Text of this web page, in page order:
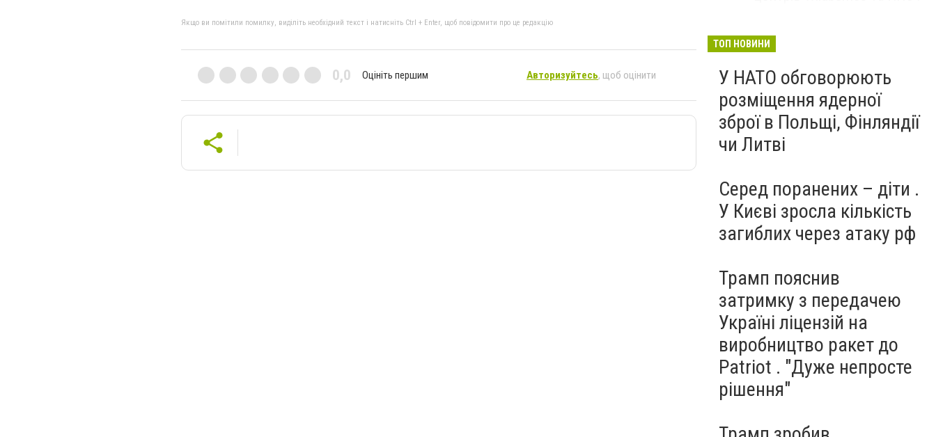
Якщо ви помітили помилку, виділіть необхідний текст і натисніть Ctrl + Enter, щоб повідомити про це редакцію
0,0 Оцініть першим Авторизуйтесь, щоб оцінити
ТОП НОВИНИ
У НАТО обговорюють
розміщення ядерної
зброї в Польщі, Фінляндії
чи Литві
Серед поранених – діти .
У Києві зросла кількість
загиблих через атаку рф
Трамп пояснив
затримку з передачею
Україні ліцензій на
виробництво ракет до
Patriot . "Дуже непросте
рішення"